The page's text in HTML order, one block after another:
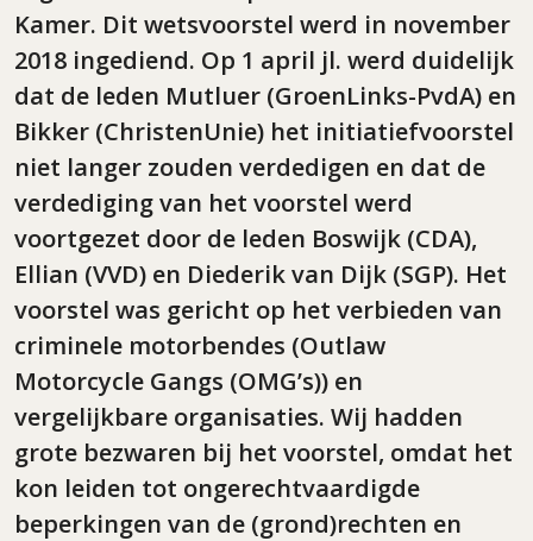
Kamer. Dit wetsvoorstel werd in november
2018 ingediend. Op 1 april jl. werd duidelijk
dat de leden Mutluer (GroenLinks-PvdA) en
Bikker (ChristenUnie) het initiatiefvoorstel
niet langer zouden verdedigen en dat de
verdediging van het voorstel werd
voortgezet door de leden Boswijk (CDA),
Ellian (VVD) en Diederik van Dijk (SGP). Het
voorstel was gericht op het verbieden van
criminele motorbendes (Outlaw
Motorcycle Gangs (OMG’s)) en
vergelijkbare organisaties. Wij hadden
grote bezwaren bij het voorstel, omdat het
kon leiden tot ongerechtvaardigde
beperkingen van de (grond)rechten en